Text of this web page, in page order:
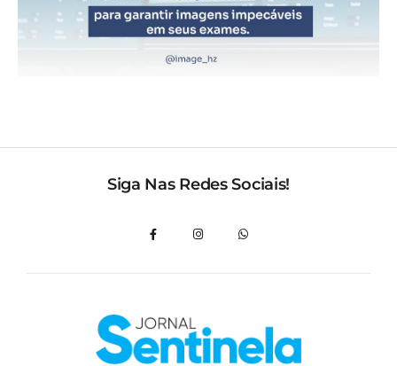
Siga Nas Redes Sociais!